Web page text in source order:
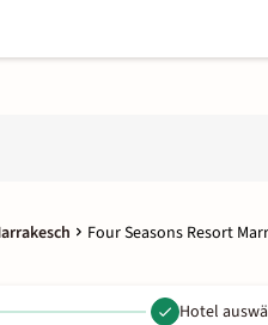
Four Seasons Resort
Hotel